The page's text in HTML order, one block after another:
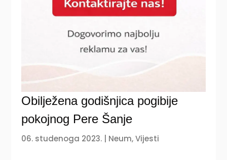
Obilježena godišnjica pogibije
pokojnog Pere Šanje
06. studenoga 2023. Neum,Vijesti